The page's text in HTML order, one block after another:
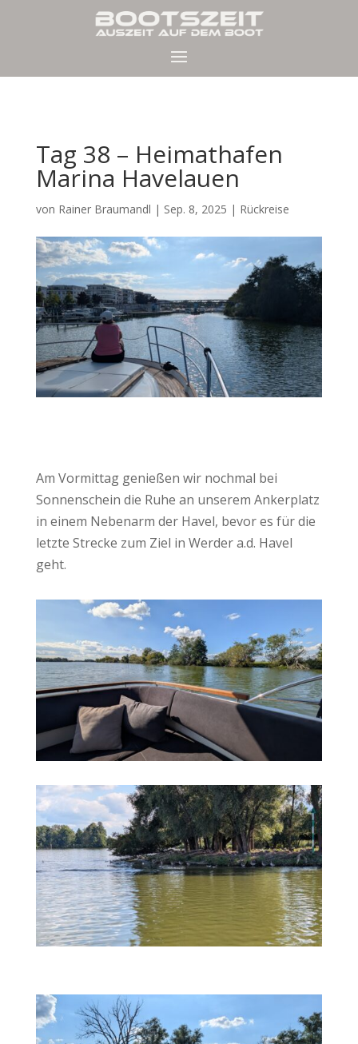
Tag 38 – Heimathafen
Marina Havelauen
von Rainer Braumandl | Sep. 8, 2025 | Rückreise
Am Vormittag genießen wir nochmal bei
Sonnenschein die Ruhe an unserem Ankerplatz
in einem Nebenarm der Havel, bevor es für die
letzte Strecke zum Ziel in Werder a.d. Havel
geht.